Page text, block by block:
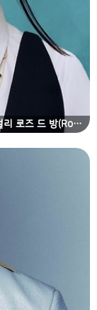
[HD] 뉴진스(NewJeans) 해린(HAERIN) 디올 주얼리 로즈 드 방(Rose des Vents) 라인 2탄 고화질 화보